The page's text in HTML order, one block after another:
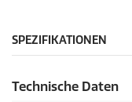
SPEZIFIKATIONEN
Technische Daten